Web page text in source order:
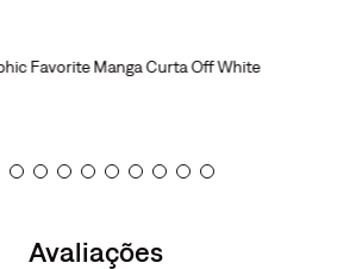
Favorite Manga Curta Off White
Avaliações